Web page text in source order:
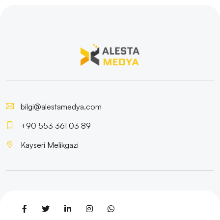
Nevşehir Web Sitesi Dizaynı: İnternet Dünyasında
Yükselmenin Anahtarı
Malatya İnternet Sitesi Tasarımı: Kaliteli ve Etkili Web
Tasarımının Önemi
Malatya Web Sitesi Oluşturma: İşletmenizi İnternette
Kırşehir'de Ucuz Web Sitesi Oluşturmanın Avantajları
bilgi@alestamedya.com
+90 553 361 03 89
Kayseri Melikgazi